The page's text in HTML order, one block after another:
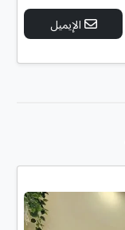
الإيميل